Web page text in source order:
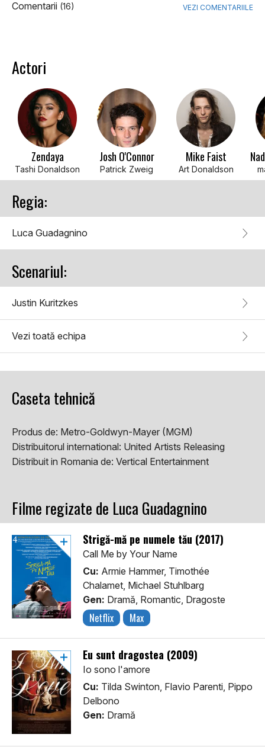
Comentarii (16) VEZI COMENTARIILE
Actori
Zendaya
Tashi Donaldson
Josh O'Connor
Patrick Zweig
Mike Faist
Art Donaldson
Regia:
Luca Guadagnino
Scenariul:
Justin Kuritzkes
Vezi toată echipa
Caseta tehnică
Produs de: Metro-Goldwyn-Mayer (MGM)
Distribuitorul international: United Artists Releasing
Distribuit in Romania de: Vertical Entertainment
Filme regizate de Luca Guadagnino
Strigă-mă pe numele tău (2017)
Call Me by Your Name
Cu: Armie Hammer, Timothée
Chalamet, Michael Stuhlbarg
Gen: Dramă, Romantic, Dragoste
Netflix Max
Eu sunt dragostea (2009)
Io sono l'amore
Cu: Tilda Swinton, Flavio Parenti, Pippo
Delbono
Gen: Dramă